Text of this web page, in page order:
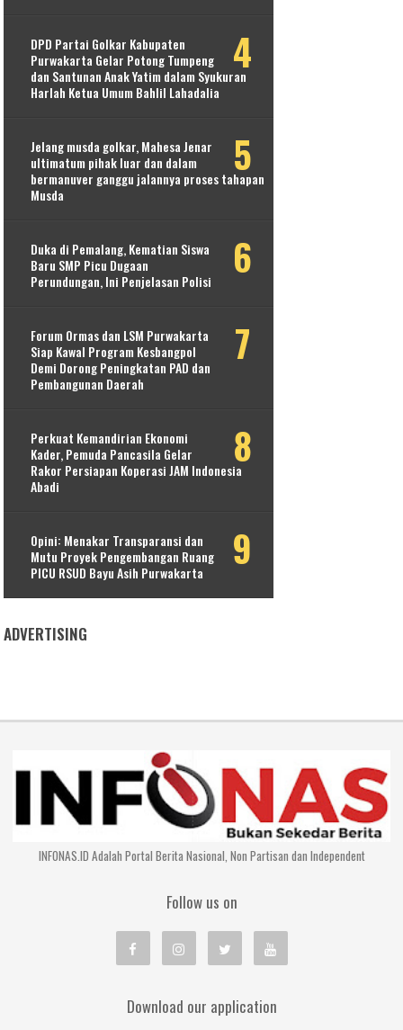
DPD Partai Golkar Kabupaten
Purwakarta Gelar Potong Tumpeng
dan Santunan Anak Yatim dalam Syukuran
Harlah Ketua Umum Bahlil Lahadalia
Jelang musda golkar, Mahesa Jenar
ultimatum pihak luar dan dalam
bermanuver ganggu jalannya proses tahapan
Musda
Duka di Pemalang, Kematian Siswa
Baru SMP Picu Dugaan
Perundungan, Ini Penjelasan Polisi
Forum Ormas dan LSM Purwakarta
Siap Kawal Program Kesbangpol
Demi Dorong Peningkatan PAD dan
Pembangunan Daerah
Perkuat Kemandirian Ekonomi
Kader, Pemuda Pancasila Gelar
Rakor Persiapan Koperasi JAM Indonesia
Abadi
Opini: Menakar Transparansi dan
Mutu Proyek Pengembangan Ruang
PICU RSUD Bayu Asih Purwakarta
ADVERTISING
INFONAS.ID Adalah Portal Berita Nasional, Non Partisan dan Independent
Follow us on
Download our application